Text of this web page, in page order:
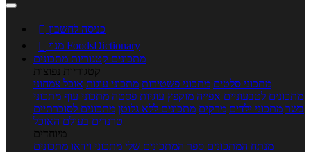
 כניסה לחשבון

מנוי FoodsDictionary
מתכונים קטגוריות מתכונים
קטגוריות נפוצות
מתכוני סלטים מתכוני פשטידות מתכוני עוגות אוכל צמחוני
מתכונים לטבעוניים אפייה מוקפץ עוגיות פסטה מתכוני עוף מתכוני
בשר מתכוני ילדים מרקים מתכונים ללא גלוטן מתכונים לסוכרתיים
טרנדים בעולם האוכל
מיוחדים
מנתח המתכונים ספר המתכונים שלי מתכוני וידאו מתכונים